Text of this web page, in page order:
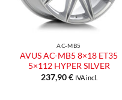
AC-MB5
AVUS AC-MB5 8×18 ET35
5×112 HYPER SILVER
237,90€ IVA incl.